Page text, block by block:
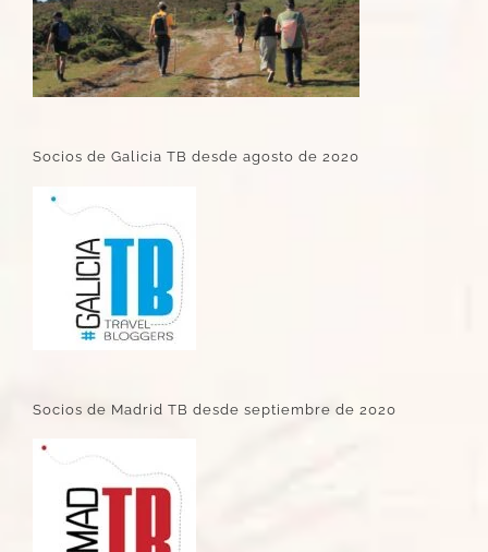
Socios de Galicia TB desde agosto de 2020
Socios de Madrid TB desde septiembre de 2020